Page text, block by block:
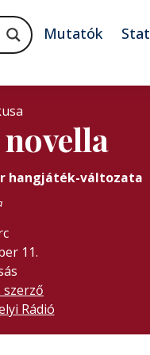
Mutatók Stat
hangjáték-változata
11.
szerző
Rádió